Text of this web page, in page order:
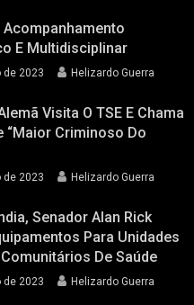
Acompanhamento
E Multidisciplinar
de 2023 Helizardo Guerra
Visita O TSE E Chama
“maior Criminoso Do
de 2023 Helizardo Guerra
Senador Alan Rick
Para Unidades
De Saúde
de 2023 Helizardo Guerra